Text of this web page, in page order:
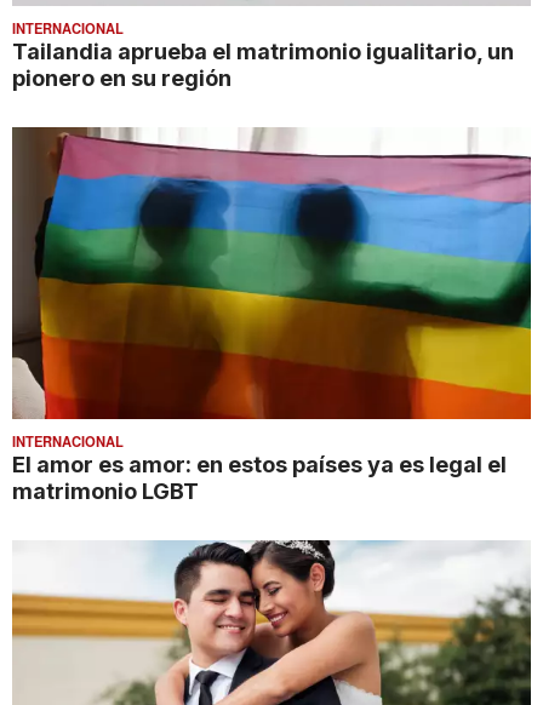
INTERNACIONAL
Tailandia aprueba el matrimonio igualitario, un
pionero en su región
INTERNACIONAL
El amor es amor: en estos países ya es legal el
matrimonio LGBT